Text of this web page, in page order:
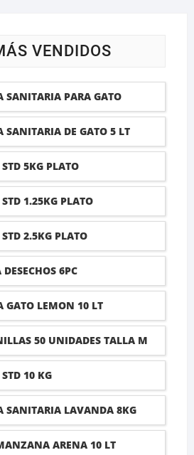
VENDIDOS
SANITARIA PARA GATO
SANITARIA DE GATO 5 LT
STD 5KG PLATO
STD 1.25KG PLATO
STD 2.5KG PLATO
DESECHOS 6PC
GATO LEMON 10 LT
50 UNIDADES TALLA M
10 KG
SANITARIA LAVANDA 8KG
ARENA 10 LT